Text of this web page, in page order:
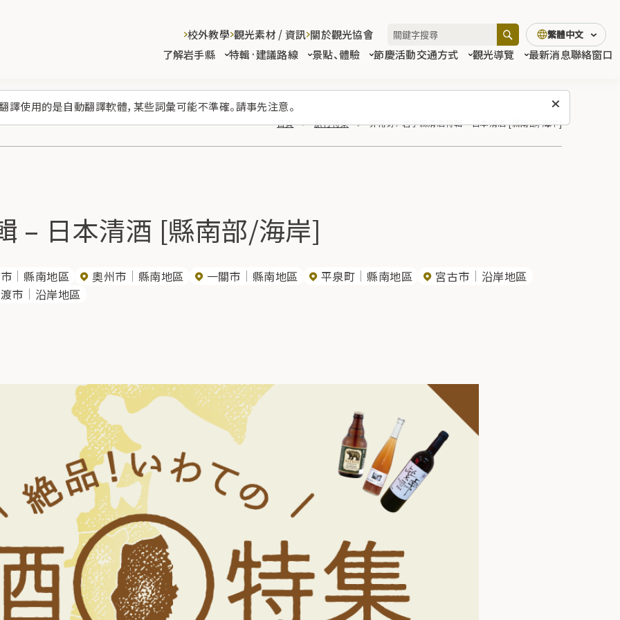
譯使用的是自動翻譯軟體，某些詞彙可能不準確。請事先注意。
了解岩手縣 特輯·建議路線 景點、體驗 節慶活動交通方式 觀光導覽 最新消息聯絡窗口
校外教學 觀光素材 / 資訊 關於觀光協會 繁體中文
首頁 旅行特集 非常好！ 岩手縣清酒特輯 – 日本清酒 [縣南部/海岸]
– 日本清酒 [縣南部/海岸]
縣南地區 奧州市 縣南地區 一關市 縣南地區 平泉町 縣南地區 宮古市
沿岸地區
市
沿岸地區